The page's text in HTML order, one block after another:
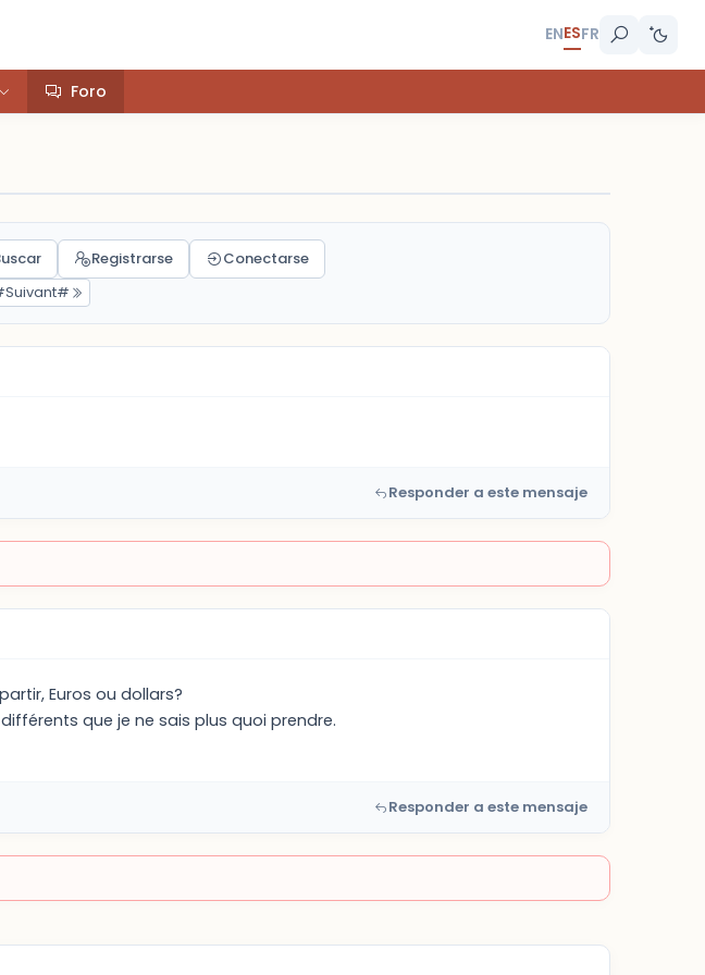
ENESFR
Foro
Registrarse
Conectarse
Responder a este mensaje
Euros ou dollars?
que je ne sais plus quoi prendre.
Responder a este mensaje